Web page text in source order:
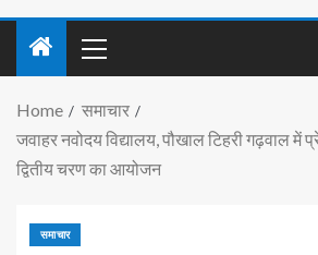
Home
समाचार
जवाहर नवोदय विद्यालय, पौखाल टिहरी गढ़वाल
द्वितीय चरण का आयोजन
समाचार